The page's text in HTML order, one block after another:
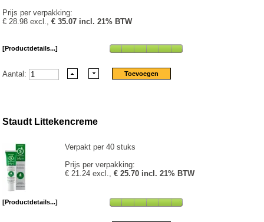
Prijs per verpakking:
€ 28.98 excl.,€ 35.07 incl. 21% BTW
[Productdetails...]
Aantal:
Staudt Littekencreme
Verpakt per 40 stuks
Prijs per verpakking:
€ 21.24 excl.,€ 25.70 incl. 21% BTW
[Productdetails...]